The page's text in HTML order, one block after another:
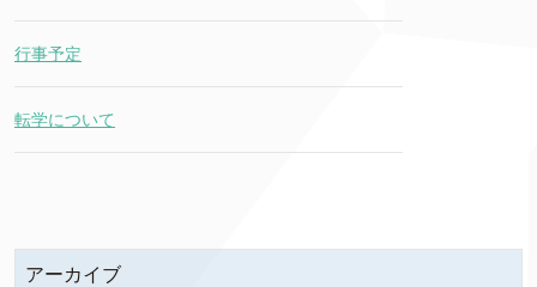
行事予定
転学について
アーカイブ